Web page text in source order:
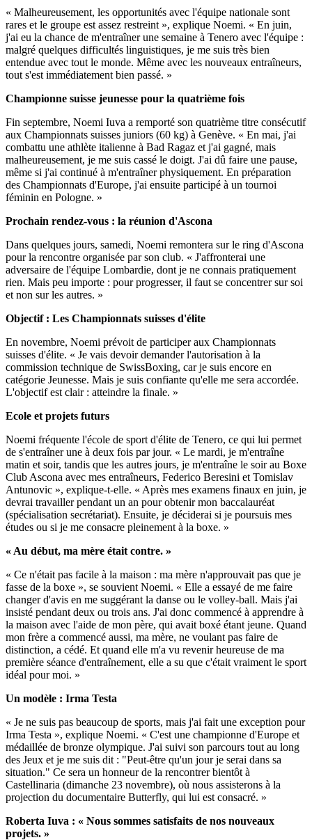
« Malheureusement, les opportunités avec l'équipe nationale sont
rares et le groupe est assez restreint », explique Noemi. « En juin,
j'ai eu la chance de m'entraîner une semaine à Tenero avec l'équipe :
malgré quelques difficultés linguistiques, je me suis très bien
entendue avec tout le monde. Même avec les nouveaux entraîneurs,
tout s'est immédiatement bien passé. »
Championne suisse jeunesse pour la quatrième fois
Fin septembre, Noemi Iuva a remporté son quatrième titre consécutif
aux Championnats suisses juniors (60 kg) à Genève. « En mai, j'ai
combattu une athlète italienne à Bad Ragaz et j'ai gagné, mais
malheureusement, je me suis cassé le doigt. J'ai dû faire une pause,
même si j'ai continué à m'entraîner physiquement. En préparation
des Championnats d'Europe, j'ai ensuite participé à un tournoi
féminin en Pologne. »
Prochain rendez-vous : la réunion d'Ascona
Dans quelques jours, samedi, Noemi remontera sur le ring d'Ascona
pour la rencontre organisée par son club. « J'affronterai une
adversaire de l'équipe Lombardie, dont je ne connais pratiquement
rien. Mais peu importe : pour progresser, il faut se concentrer sur soi
et non sur les autres. »
Objectif : Les Championnats suisses d'élite
En novembre, Noemi prévoit de participer aux Championnats
suisses d'élite. « Je vais devoir demander l'autorisation à la
commission technique de SwissBoxing, car je suis encore en
catégorie Jeunesse. Mais je suis confiante qu'elle me sera accordée.
L'objectif est clair : atteindre la finale. »
Ecole et projets futurs
Noemi fréquente l'école de sport d'élite de Tenero, ce qui lui permet
de s'entraîner une à deux fois par jour. « Le mardi, je m'entraîne
matin et soir, tandis que les autres jours, je m'entraîne le soir au Boxe
Club Ascona avec mes entraîneurs, Federico Beresini et Tomislav
Antunovic », explique-t-elle. « Après mes examens finaux en juin, je
devrai travailler pendant un an pour obtenir mon baccalauréat
(spécialisation secrétariat). Ensuite, je déciderai si je poursuis mes
études ou si je me consacre pleinement à la boxe. »
« Au début, ma mère était contre. »
« Ce n'était pas facile à la maison : ma mère n'approuvait pas que je
fasse de la boxe », se souvient Noemi. « Elle a essayé de me faire
changer d'avis en me suggérant la danse ou le volley-ball. Mais j'ai
insisté pendant deux ou trois ans. J'ai donc commencé à apprendre à
la maison avec l'aide de mon père, qui avait boxé étant jeune. Quand
mon frère a commencé aussi, ma mère, ne voulant pas faire de
distinction, a cédé. Et quand elle m'a vu revenir heureuse de ma
première séance d'entraînement, elle a su que c'était vraiment le sport
idéal pour moi. »
Un modèle : Irma Testa
« Je ne suis pas beaucoup de sports, mais j'ai fait une exception pour
Irma Testa », explique Noemi. « C'est une championne d'Europe et
médaillée de bronze olympique. J'ai suivi son parcours tout au long
des Jeux et je me suis dit : "Peut-être qu'un jour je serai dans sa
situation." Ce sera un honneur de la rencontrer bientôt à
Castellinaria (dimanche 23 novembre), où nous assisterons à la
projection du documentaire Butterfly, qui lui est consacré. »
Roberta Iuva : « Nous sommes satisfaits de nos nouveaux
projets. »